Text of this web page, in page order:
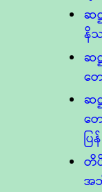
ဆ
နိ
ဆ
တေ
ဆ
တ
ပြန်
တိ
အ